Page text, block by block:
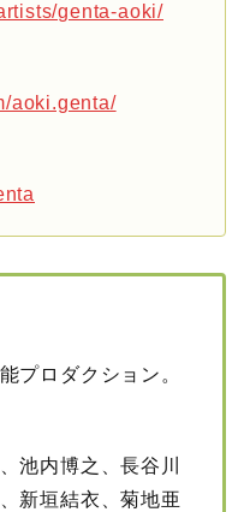
genta-aoki/
aoki.genta/
プロダクション。
池内博之、長谷川
新垣結衣、菊地亜